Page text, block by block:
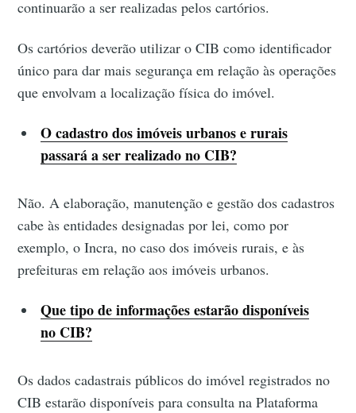
continuarão a ser realizadas pelos cartórios.
Os cartórios deverão utilizar o CIB como identificador
único para dar mais segurança em relação às operações
que envolvam a localização física do imóvel.
O cadastro dos imóveis urbanos e rurais
passará a ser realizado no CIB?
Não. A elaboração, manutenção e gestão dos cadastros
cabe às entidades designadas por lei, como por
exemplo, o Incra, no caso dos imóveis rurais, e às
prefeituras em relação aos imóveis urbanos.
Que tipo de informações estarão disponíveis
no CIB?
Os dados cadastrais públicos do imóvel registrados no
CIB estarão disponíveis para consulta na Plataforma